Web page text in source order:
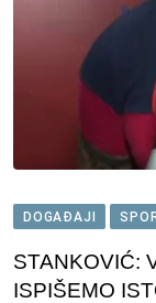
DOGAĐAJI
STANKOVIĆ:
ISPIŠEMO